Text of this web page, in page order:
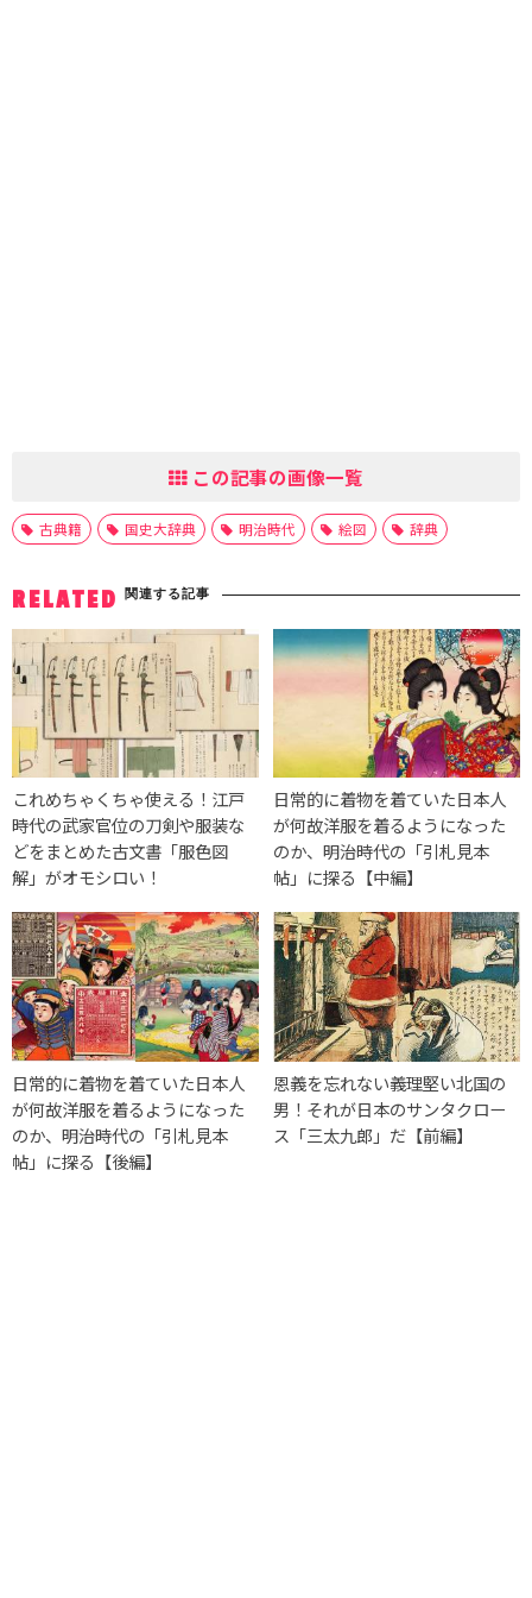
この記事の画像一覧
古典籍 国史大辞典 明治時代 絵図 辞典
RELATED 関連する記事
これめちゃくちゃ使える！江戸
時代の武家官位の刀剣や服装な
どをまとめた古文書「服色図
解」がオモシロい！
日常的に着物を着ていた日本人
が何故洋服を着るようになった
のか、明治時代の「引札見本
帖」に探る【中編】
日常的に着物を着ていた日本人
が何故洋服を着るようになった
のか、明治時代の「引札見本
帖」に探る【後編】
恩義を忘れない義理堅い北国の
男！それが日本のサンタクロー
ス「三太九郎」だ【前編】